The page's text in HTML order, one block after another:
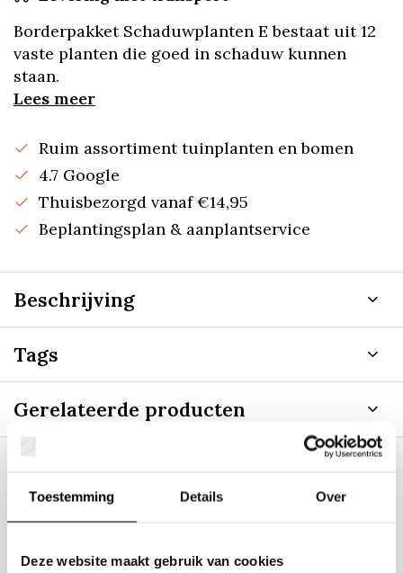
Toestemming Details Over
Deze website maakt gebruik van cookies
Borderpakket Schaduwplanten E bestaat uit 12
vaste planten die goed in schaduw kunnen
staan.
Lees meer
Ruim assortiment tuinplanten en bomen
4.7 Google
Thuisbezorgd vanaf €14,95
Beplantingsplan & aanplantservice
Beschrijving
Tags
Gerelateerde producten
tussen? Laat het ons weten, dan
de plantnaam, hoogte, stamdikte en